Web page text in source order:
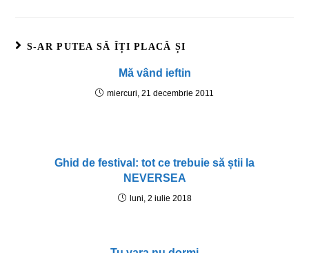
S-AR PUTEA SĂ ÎȚI PLACĂ ȘI
Mă vând ieftin
miercuri, 21 decembrie 2011
Ghid de festival: tot ce trebuie să știi la
NEVERSEA
luni, 2 iulie 2018